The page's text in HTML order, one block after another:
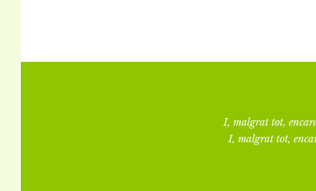
I, malgrat tot, encara
I, malgrat tot,